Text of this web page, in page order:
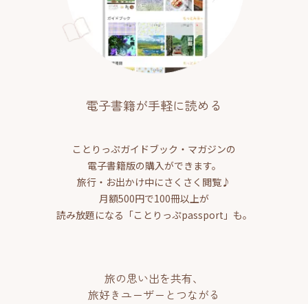
電子書籍が手軽に読める
ことりっぷガイドブック・マガジンの
電子書籍版の購入ができます。
旅行・お出かけ中にさくさく閲覧♪
月額500円で100冊以上が
読み放題になる「ことりっぷpassport」も。
旅の思い出を共有、
旅好きユーザーとつながる